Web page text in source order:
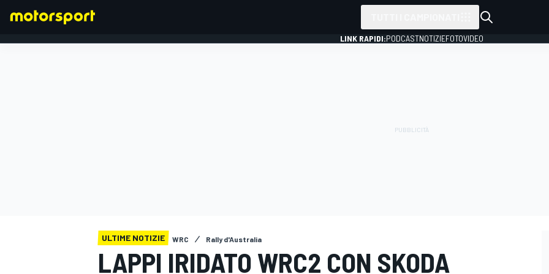
LINK RAPIDI:PODCASTNOTIZIEFOTOVIDEO
ULTIME NOTIZIE WRC Rally d'Australia
LAPPI IRIDATO WRC2 CON SKODA